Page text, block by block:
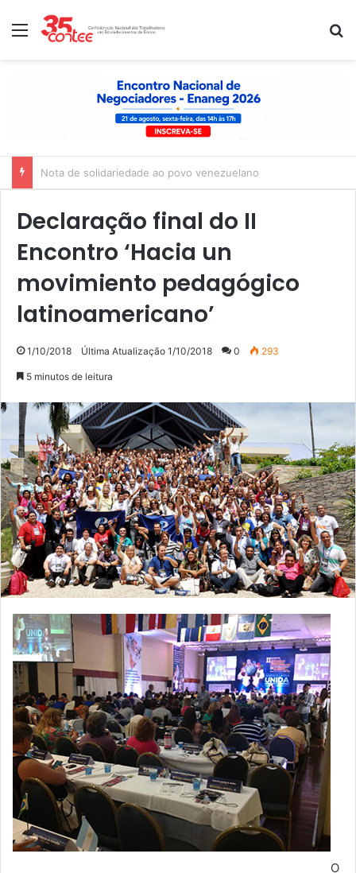
Menu
Nota de solidariedade ao povo venezuelano
Declaração final do II
Encontro ‘Hacia un
movimiento pedagógico
latinoamericano’
1/10/2018 Última Atualização 1/10/2018 0 293
5 minutos de leitura
O